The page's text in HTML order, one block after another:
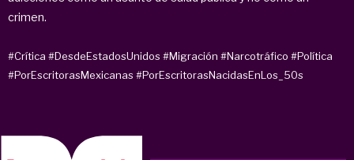
crimen.
#Crítica #DesdeEstadosUnidos #Migración #Narcotráfico #Política
#PorEscritorasMexicanas #PorEscritorasNacidasEnLos_50s